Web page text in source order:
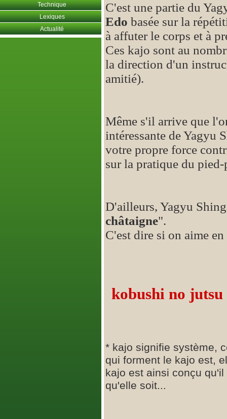
Technique
Lexiques
Actualité
C'est une partie du
Edo basée sur la
à affuter le corps et à
Ces kajo sont au
la direction d'un
amitié).
Même s'il arrive que
intéressante de Yagyu
votre propre force
sur la pratique du
D'ailleurs, Yagyu
châtaigne".
C'est dire si on aime
kobushi no jutsu
* kajo signifie système,
qui forment le kajo est,
kajo est ainsi conçu
qu'elle soit...